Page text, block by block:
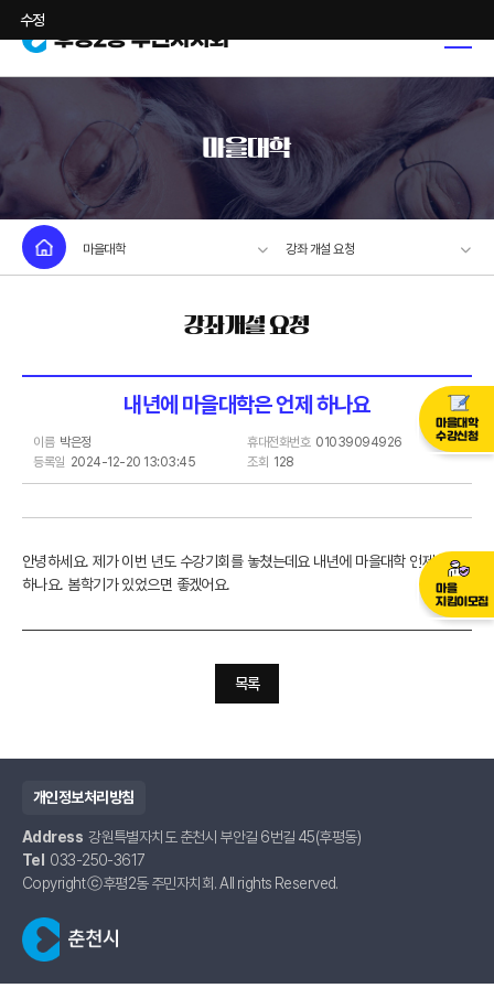
마을대학
수강신청
마을
지킴이모집
마을대학
마을대학 강좌 개설 요청
강좌개설 요청
내년에 마을대학은 언제 하나요
이름 박은정 휴대전화번호 01039094926
등록일 2024-12-20 13:03:45 조회 128
안녕하세요. 제가 이번 년도 수강기회를 놓쳤는데요 내년에 마을대학 언제 시작
하나요. 봄학기가 있었으면 좋겠어요.
수정
목록
개인정보처리방침
Address 강원특별자치도 춘천시 부안길 6번길 45(후평동)
Tel
033-250-3617
Copyright ⓒ후평2동 주민자치회. All rights Reserved.